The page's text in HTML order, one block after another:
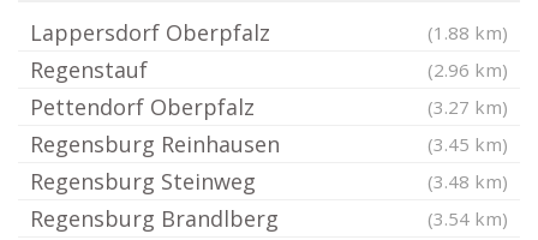
Lappersdorf Oberpfalz (1.88 km)
Regenstauf (2.96 km)
Pettendorf Oberpfalz (3.27 km)
Regensburg Reinhausen (3.45 km)
Regensburg Steinweg (3.48 km)
Regensburg Brandlberg (3.54 km)